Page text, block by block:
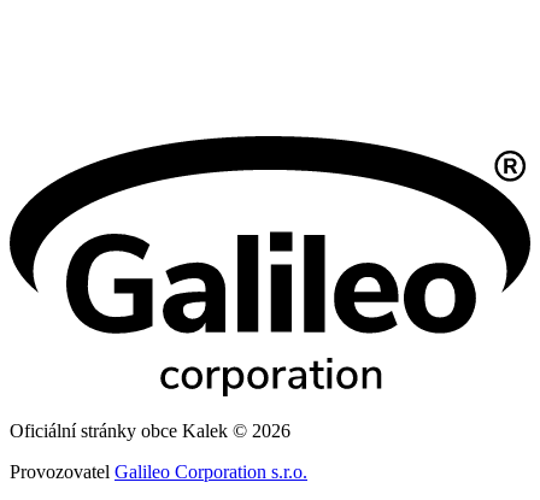
Oficiální stránky obce Kalek © 2026
Provozovatel Galileo Corporation s.r.o.